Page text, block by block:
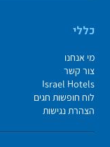
כללי
מי אנחנו
צור קשר
Israel Hotels
לוח חופשות חגים
הצהרת נגישות